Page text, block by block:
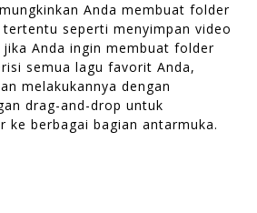
Anda membuat folder
seperti menyimpan video
Anda ingin membuat folder
semua lagu favorit Anda,
melakukannya dengan
drag-and-drop untuk
ke berbagai bagian antarmuka.